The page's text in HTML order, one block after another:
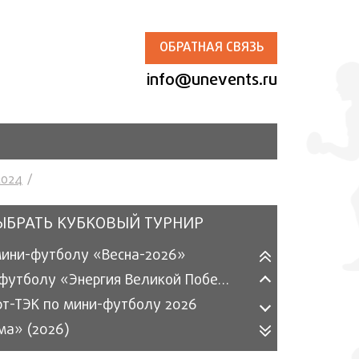
ОБРАТНАЯ СВЯЗЬ
info@unevents.ru
КУБКОВЫЙ ТУРНИР
футболу «Весна-2026»
Турнир по футболу «Энергия Великой Победы» 2026
ТЭК по мини-футболу 2026
(2026)